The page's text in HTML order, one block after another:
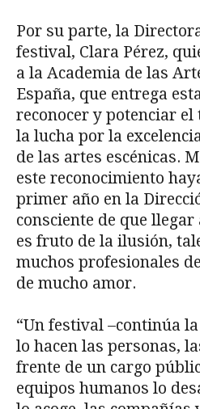
Por su parte, la
festival, Clara Pérez,
a la Academia de las
España, que entrega
reconocer y potenciar
la lucha por la
de las artes escénicas.
este reconocimiento
primer año en la
consciente de que llegar
es fruto de la ilusión,
muchos profesionales
de mucho amor.
“Un festival –continúa
lo hacen las personas,
frente de un cargo
equipos humanos lo